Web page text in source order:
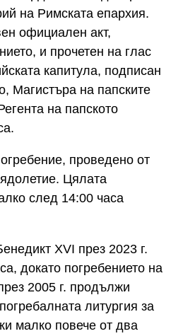
на Римската епархия.
официален акт,
и прочетен на глас
капитула, подписан
Магистъра на папските
на папското
проведено от
Цялата
след 14:00 часа
XVI през 2023 г.
докато погребението на
2005 г. продължи
литургия за
малко повече от два